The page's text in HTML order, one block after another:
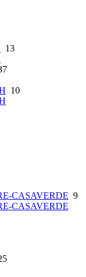
13
10
CASAVERDE 9
CASAVERDE